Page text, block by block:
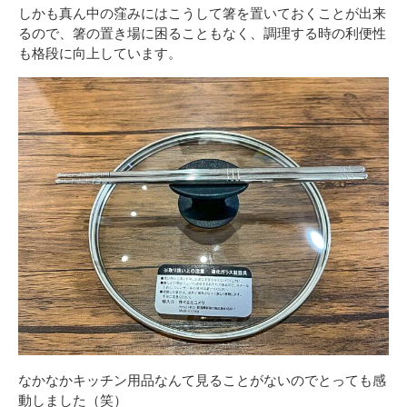
しかも真ん中の窪みにはこうして箸を置いておくことが出来
るので、箸の置き場に困ることもなく、調理する時の利便性
も格段に向上しています。
なかなかキッチン用品なんて見ることがないのでとっても感
動しました（笑）